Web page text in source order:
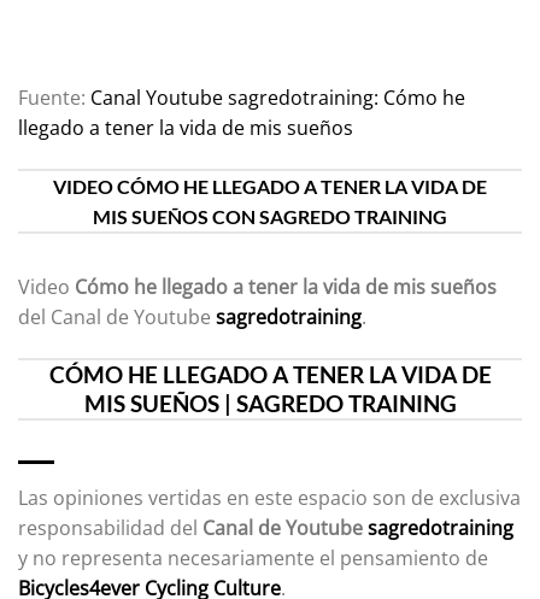
Fuente: Canal Youtube sagredotraining: Cómo he
llegado a tener la vida de mis sueños
VIDEO CÓMO HE LLEGADO A TENER LA VIDA DE
MIS SUEÑOS CON SAGREDO TRAINING
Video Cómo he llegado a tener la vida de mis sueños
del Canal de Youtube sagredotraining.
CÓMO HE LLEGADO A TENER LA VIDA DE
MIS SUEÑOS | SAGREDO TRAINING
Las opiniones vertidas en este espacio son de exclusiva
responsabilidad del Canal de Youtubesagredotraining
y no representa necesariamente el pensamiento de
Bicycles4ever Cycling Culture.